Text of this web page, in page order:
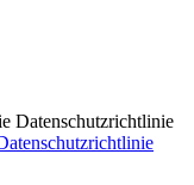
Datenschutzrichtlinie